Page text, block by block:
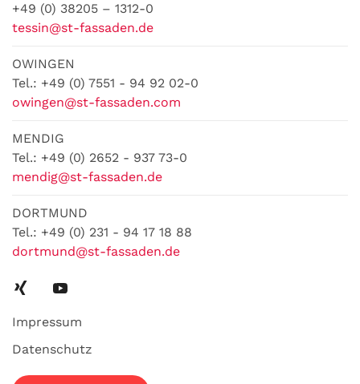
+49 (0) 38205 – 1312-0
tessin@st-fassaden.de
OWINGEN
Tel.: +49 (0) 7551 - 94 92 02-0
owingen@st-fassaden.com
MENDIG
Tel.: +49 (0) 2652 - 937 73-0
mendig@st-fassaden.de
DORTMUND
Tel.: +49 (0) 231 - 94 17 18 88
dortmund@st-fassaden.de
Impressum
Datenschutz